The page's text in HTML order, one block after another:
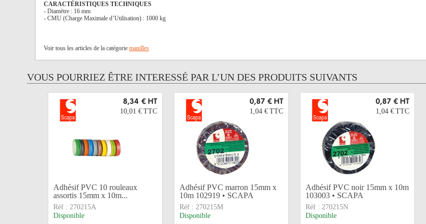
CARACTÉRISTIQUES TECHNIQUES
- Diamètre : 16 mm
- CMU (Charge Maximale d’Utilisation) : 1000 kg
Voir tous les articles de la catégorie manilles
VOUS POURRIEZ ÊTRE INTERESSÉ PAR L’UN DES PRODUITS SUIVANTS
8,34 € HT
10,01 € TTC
Adhésif PVC 10 rouleaux
assortis 15mm x 10m...
Réf : 270215A
Disponible
0,87 € HT
1,04 € TTC
Adhésif PVC marron 15mm x
10m 102919 • SCAPA
Réf : 270215M
Disponible
0,87 € HT
1,04 € TTC
Adhésif PVC noir 15mm x 10m
103003 • SCAPA
Réf : 270215N
Disponible